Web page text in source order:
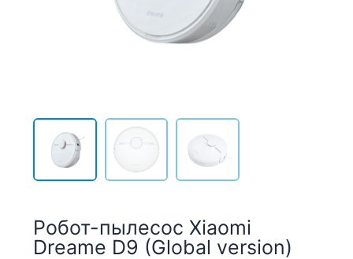
Робот-пылесос Xiaomi
Dreame D9 (Global version)